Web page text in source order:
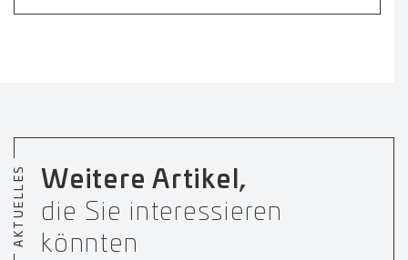
AKTUELLES
Weitere Artikel,
die Sie interessieren
könnten